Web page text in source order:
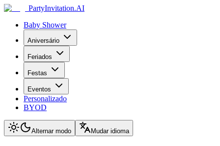
PartyInvitation.AI
Baby Shower
Aniversário
Feriados
Festas
Eventos
Personalizado
BYOD
Alternar modo Mudar idioma